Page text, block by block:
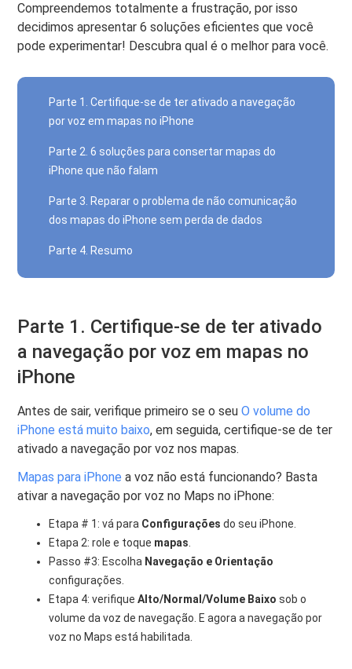
Compreendemos totalmente a frustração, por isso
decidimos apresentar 6 soluções eficientes que você
pode experimentar! Descubra qual é o melhor para você.
Parte 1. Certifique-se de ter ativado a navegação
por voz em mapas no iPhone
Parte 2. 6 soluções para consertar mapas do
iPhone que não falam
Parte 3. Reparar o problema de não comunicação
dos mapas do iPhone sem perda de dados
Parte 4. Resumo
Parte 1. Certifique-se de ter ativado
a navegação por voz em mapas no
iPhone
Antes de sair, verifique primeiro se o seuO volume do
iPhone está muito baixo, em seguida, certifique-se de ter
ativado a navegação por voz nos mapas.
Mapas para iPhone a voz não está funcionando? Basta
ativar a navegação por voz no Maps no iPhone:
Etapa # 1: vá para Configurações do seu iPhone.
Etapa 2: role e toque mapas
Passo #3: Escolha Navegação e Orientação
configurações.
Etapa 4: verifiqueAlto/Normal/Volume Baixo sob o
volume da voz de navegação. E agora a navegação por
voz no Maps está habilitada.